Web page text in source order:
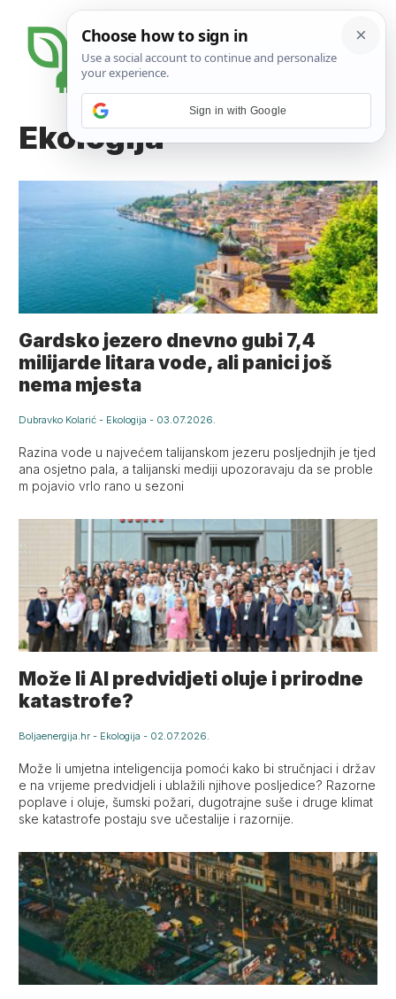
Ekologija
Gardsko jezero dnevno gubi 7,4
milijarde litara vode, ali panici još
nema mjesta
Dubravko Kolarić - Ekologija - 03.07.2026.
Razina vode u najvećem talijanskom jezeru posljednjih je tjed
ana osjetno pala, a talijanski mediji upozoravaju da se proble
m pojavio vrlo rano u sezoni
Može li AI predvidjeti oluje i prirodne
katastrofe?
Boljaenergija.hr - Ekologija - 02.07.2026.
Može li umjetna inteligencija pomoći kako bi stručnjaci i držav
e na vrijeme predvidjeli i ublažili njihove posljedice? Razorne
poplave i oluje, šumski požari, dugotrajne suše i druge klimat
ske katastrofe postaju sve učestalije i razornije.
Sign in with Google